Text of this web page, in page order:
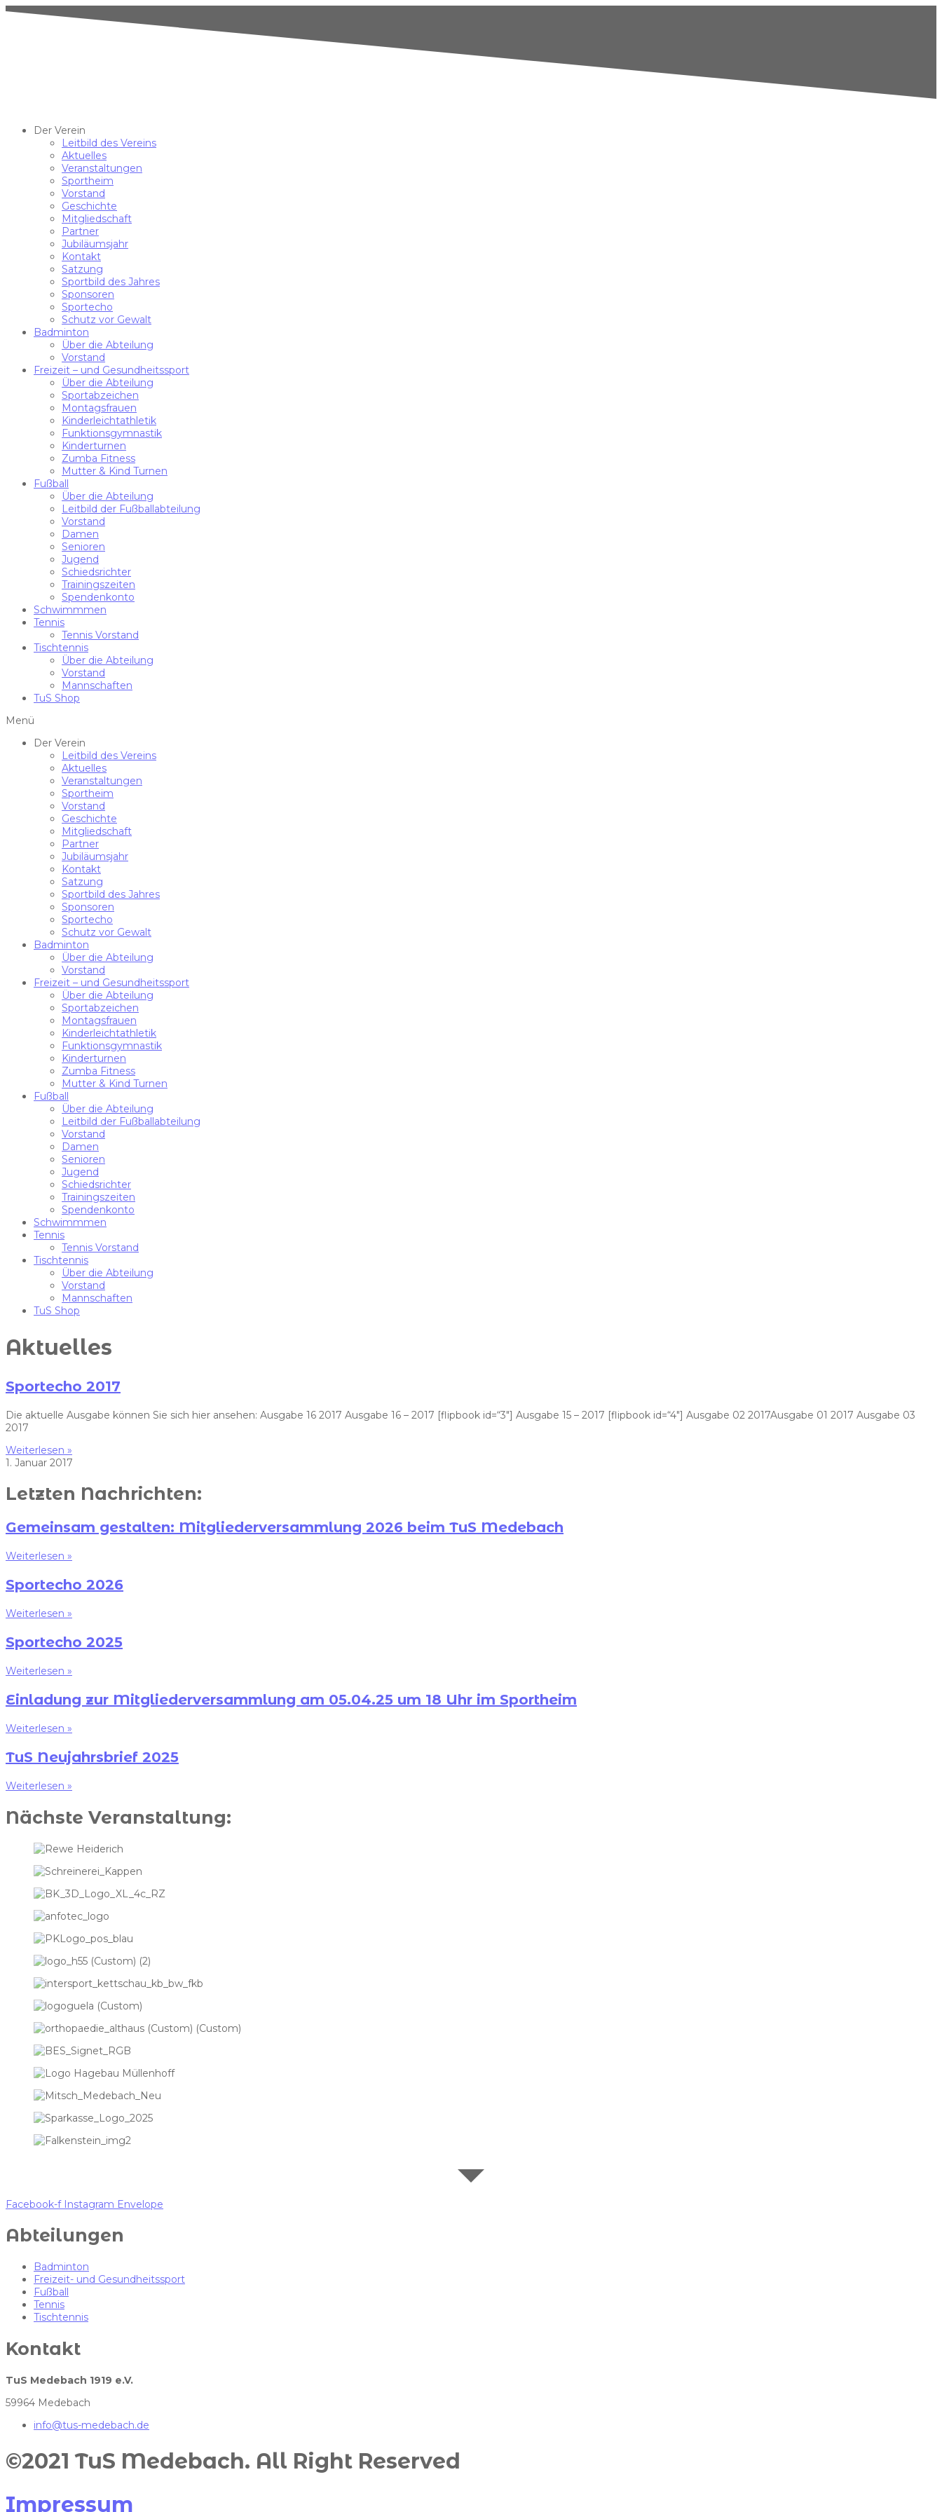
Der Verein
Leitbild des Vereins
Aktuelles
Veranstaltungen
Sportheim
Vorstand
Geschichte
Mitgliedschaft
Partner
Jubiläumsjahr
Kontakt
Satzung
Sportbild des Jahres
Sponsoren
Sportecho
Schutz vor Gewalt
Badminton
Über die Abteilung
Vorstand
Freizeit – und Gesundheitssport
Über die Abteilung
Sportabzeichen
Montagsfrauen
Kinderleichtathletik
Funktionsgymnastik
Kinderturnen
Zumba Fitness
Mutter & Kind Turnen
Fußball
Über die Abteilung
Leitbild der Fußballabteilung
Vorstand
Damen
Senioren
Jugend
Schiedsrichter
Trainingszeiten
Spendenkonto
Schwimmmen
Tennis
Tennis Vorstand
Tischtennis
Über die Abteilung
Vorstand
Mannschaften
TuS Shop
Menü
Der Verein
Leitbild des Vereins
Aktuelles
Veranstaltungen
Sportheim
Vorstand
Geschichte
Mitgliedschaft
Partner
Jubiläumsjahr
Kontakt
Satzung
Sportbild des Jahres
Sponsoren
Sportecho
Schutz vor Gewalt
Badminton
Über die Abteilung
Vorstand
Freizeit – und Gesundheitssport
Über die Abteilung
Sportabzeichen
Montagsfrauen
Kinderleichtathletik
Funktionsgymnastik
Kinderturnen
Zumba Fitness
Mutter & Kind Turnen
Fußball
Über die Abteilung
Leitbild der Fußballabteilung
Vorstand
Damen
Senioren
Jugend
Schiedsrichter
Trainingszeiten
Spendenkonto
Schwimmmen
Tennis
Tennis Vorstand
Tischtennis
Über die Abteilung
Vorstand
Mannschaften
TuS Shop
Aktuelles
Sportecho 2017
Die aktuelle Ausgabe können Sie sich hier ansehen: Ausgabe 16 2017 Ausgabe 16 – 2017 [flipbook id=“3″] Ausgabe 15 – 2017 [flipbook id=“4″] Ausgabe 02 2017Ausgabe 01 2017 Ausgabe 03
2017
Weiterlesen »
1. Januar 2017
Letzten Nachrichten:
Gemeinsam gestalten: Mitgliederversammlung 2026 beim TuS Medebach
Weiterlesen »
Sportecho 2026
Weiterlesen »
Sportecho 2025
Weiterlesen »
Einladung zur Mitgliederversammlung am 05.04.25 um 18 Uhr im Sportheim
Weiterlesen »
TuS Neujahrsbrief 2025
Weiterlesen »
Nächste Veranstaltung:
Facebook-f Instagram Envelope
Abteilungen
Badminton
Freizeit- und Gesundheitssport
Fußball
Tennis
Tischtennis
Kontakt
TuS Medebach 1919 e.V.
59964 Medebach
info@tus-medebach.de
©2021 TuS Medebach. All Right Reserved​
Impressum